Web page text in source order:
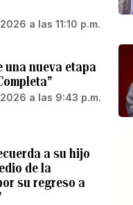
a las 11:10 p.m.
una nueva etapa
a las 9:43 p.m.
a su hijo
de la
su regreso a